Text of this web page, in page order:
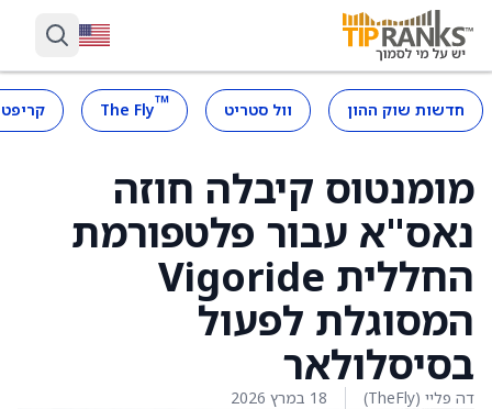
חדשות שוק ההון וול סטריט ™
The Fly
מומנטוס קיבלה חוזה
נאס"א עבור פלטפורמת
החללית Vigoride
המסוגלת לפעול
בסיסלולאר
דה פליי (TheFly) 18 במרץ 2026